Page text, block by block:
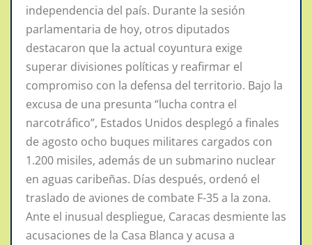
independencia del país. Durante la sesión
parlamentaria de hoy, otros diputados
destacaron que la actual coyuntura exige
superar divisiones políticas y reafirmar el
compromiso con la defensa del territorio. Bajo la
excusa de una presunta “lucha contra el
narcotráfico”, Estados Unidos desplegó a finales
de agosto ocho buques militares cargados con
1.200 misiles, además de un submarino nuclear
en aguas caribeñas. Días después, ordenó el
traslado de aviones de combate F-35 a la zona.
Ante el inusual despliegue, Caracas desmiente las
acusaciones de la Casa Blanca y acusa a